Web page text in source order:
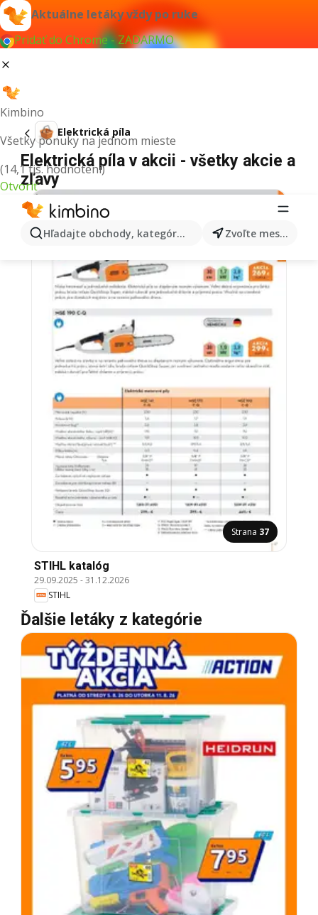
Aktuálne letáky vždy po ruke
Pridať do Chrome - ZADARMO
Kimbino
Všetky ponuky na jednom mieste
(14,1 tis. hodnotení)
Otvoriť
Hľadajte obchody, kategórie, produkty... Zvoľte mesto
Elektrická píla
Elektrická píla v akcii - všetky akcie a
zľavy
Strana 37
STIHL katalóg
29.09.2025 -31.12.2026
STIHL
Ďalšie letáky z kategórie